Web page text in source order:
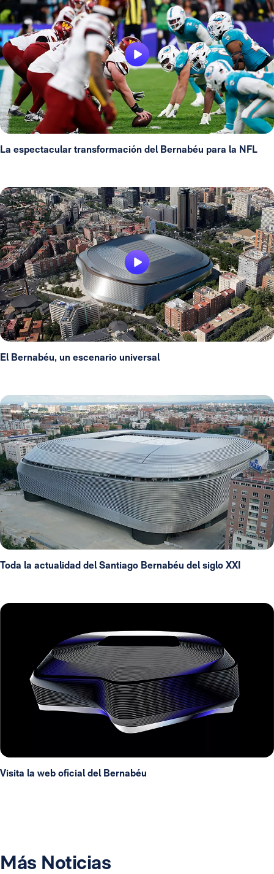
La espectacular transformación del Bernabéu para la NFL
El Bernabéu, un escenario universal
Toda la actualidad del Santiago Bernabéu del siglo XXI
Visita la web oficial del Bernabéu
Más Noticias